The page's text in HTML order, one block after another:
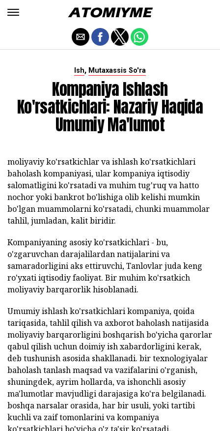
Ish, Mutaxassis So'ra
Kompaniya Ishlash
Ko'rsatkichlari: Nazariy Haqida
Umumiy Ma'lumot
moliyaviy ko'rsatkichlar va ishlash ko'rsatkichlari
baholash kompaniyasi, ular kompaniya iqtisodiy
salomatligini ko'rsatadi va muhim tug'ruq va hatto
nochor yoki bankrot bo'lishiga olib kelishi mumkin
bo'lgan muammolarni ko'rsatadi, chunki muammolar
tahlil, jumladan, kalit biridir.
Kompaniyaning asosiy ko'rsatkichlari - bu,
o'zgaruvchan darajalilardan natijalarini va
samaradorligini aks ettiruvchi, Tanlovlar juda keng
ro'yxati iqtisodiy faoliyat. Bir muhim ko'rsatkich
moliyaviy barqarorlik hisoblanadi.
Umumiy ishlash ko'rsatkichlari kompaniya, qoida
tariqasida, tahlil qilish va axborot baholash natijasida
moliyaviy barqarorligini boshqarish bo'yicha qarorlar
qabul qilish uchun doimiy ish xabardorligini kerak,
deb tushunish asosida shakllanadi. bir texnologiyalar
baholash tanlash maqsad va vazifalarini o'rganish,
shuningdek, ayrim hollarda, va ishonchli asosiy
ma'lumotlar mavjudligi darajasiga ko'ra belgilanadi.
boshqa narsalar orasida, har bir usuli, yoki tartibi
kuchli va zaif tomonlarini va kompaniya